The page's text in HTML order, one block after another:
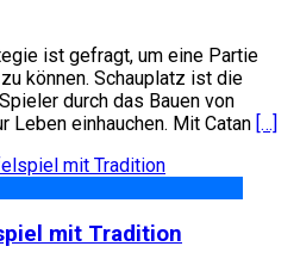
ist gefragt, um eine Partie
können. Schauplatz ist die
durch das Bauen von
Leben einhauchen. Mit Catan […]
mit Tradition